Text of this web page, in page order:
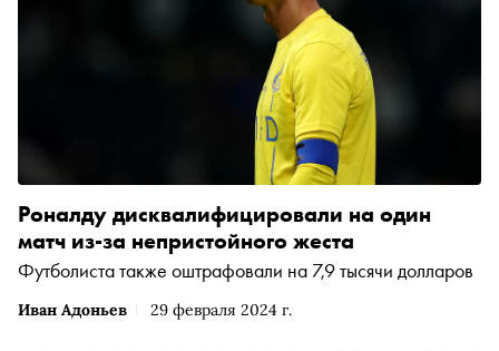
Иван Адоньев 29 февраля 2024 г.
Роналду дисквалифицировали на один
матч из-за непристойного жеста
Футболиста также оштрафовали на 7,9 тысячи долларов